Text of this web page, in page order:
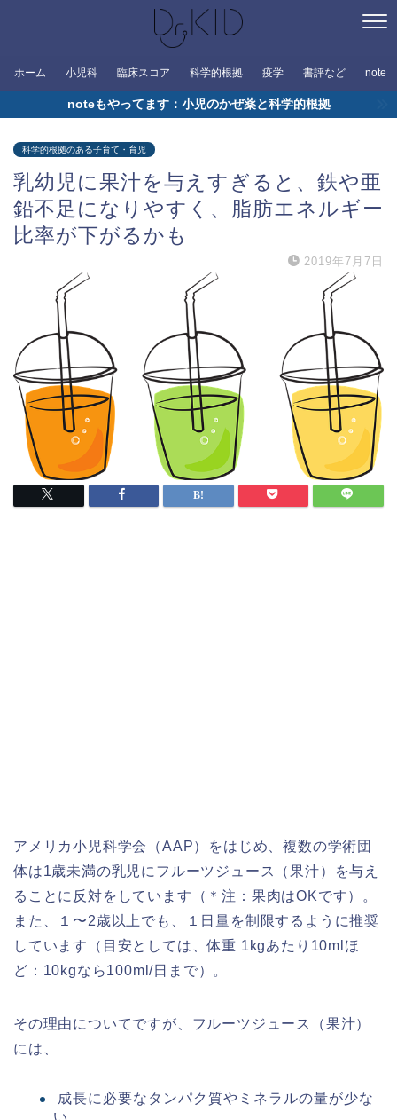
ホーム 小児科 臨床スコア 科学的根拠 疫学 書評など note
noteもやってます：小児のかぜ薬と科学的根拠
科学的根拠のある子育て・育児
乳幼児に果汁を与えすぎると、鉄や亜
鉛不足になりやすく、脂肪エネルギー
比率が下がるかも
2019年7月7日
アメリカ小児科学会（AAP）をはじめ、複数の学術団
体は1歳未満の乳児にフルーツジュース（果汁）を与え
ることに反対をしています（＊注：果肉はOKです）。
また、１〜2歳以上でも、１日量を制限するように推奨
しています（目安としては、体重 1kgあたり10mlほ
ど：10kgなら100ml/日まで）。
その理由についてですが、フルーツジュース（果汁）
には、
成長に必要なタンパク質やミネラルの量が少な
い